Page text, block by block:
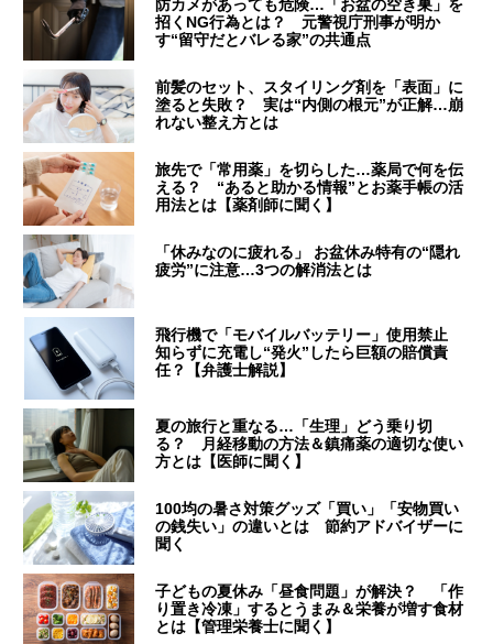
防カメがあっても危険…「お盆の空き巣」を
招くNG行為とは？ 元警視庁刑事が明か
す“留守だとバレる家”の共通点
前髪のセット、スタイリング剤を「表面」に
塗ると失敗？ 実は“内側の根元”が正解…崩
れない整え方とは
旅先で「常用薬」を切らした…薬局で何を伝
える？ “あると助かる情報”とお薬手帳の活
用法とは【薬剤師に聞く】
「休みなのに疲れる」 お盆休み特有の“隠れ
疲労”に注意…3つの解消法とは
飛行機で「モバイルバッテリー」使用禁止
知らずに充電し“発火”したら巨額の賠償責
任？【弁護士解説】
夏の旅行と重なる…「生理」どう乗り切
る？ 月経移動の方法＆鎮痛薬の適切な使い
方とは【医師に聞く】
100均の暑さ対策グッズ「買い」「安物買い
の銭失い」の違いとは 節約アドバイザーに
聞く
子どもの夏休み「昼食問題」が解決？ 「作
り置き冷凍」するとうまみ＆栄養が増す食材
とは【管理栄養士に聞く】